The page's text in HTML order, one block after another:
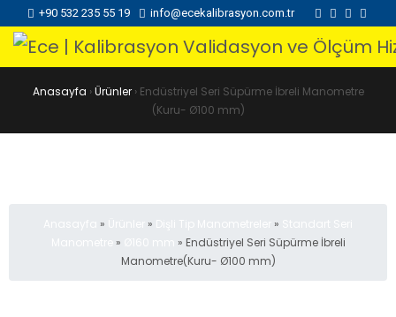
+90 532 235 55 19 info@ecekalibrasyon.com.tr
Anasayfa ›Ürünler› Endüstriyel Seri Süpürme İbreli Manometre
(Kuru- Ø100 mm)
» » »
» » Endüstriyel Seri Süpürme İbreli
Manometre(Kuru- Ø100 mm)